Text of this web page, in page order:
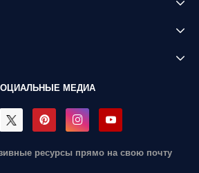
МЕДИА
ресурсы прямо на свою почту